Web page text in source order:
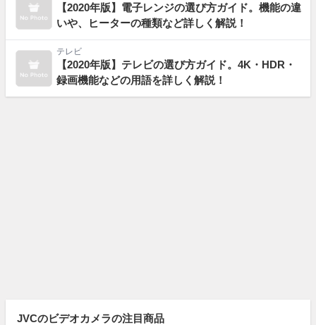
【2020年版】電子レンジの選び方ガイド。機能の違
いや、ヒーターの種類など詳しく解説！
テレビ
【2020年版】テレビの選び方ガイド。4K・HDR・
録画機能などの用語を詳しく解説！
JVCのビデオカメラの注目商品